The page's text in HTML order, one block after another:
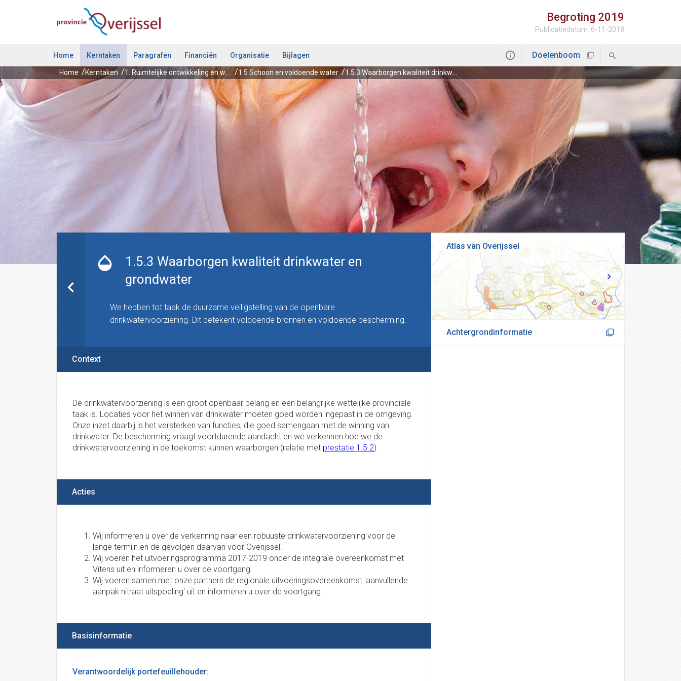
Ga naar de inhoud van deze pagina.
Begroting 2019
Publicatiedatum: 6-11-2018
Home Kerntaken Paragrafen Financiën Organisatie Bijlagen Doelenboom
Home Kerntaken 1. Ruimtelijke ontwikkeling en waterbeheer 1.5 Schoon en voldoende water
1.5.3 Waarborgen kwaliteit drinkwater en
grondwater
We hebben tot taak de duurzame veiligstelling van de openbare
drinkwatervoorziening. Dit betekent voldoende bronnen en voldoende bescherming.
Context
De drinkwatervoorziening is een groot openbaar belang en een belangrijke wettelijke provinciale
taak is. Locaties voor het winnen van drinkwater moeten goed worden ingepast in de omgeving.
Onze inzet daarbij is het versterken van functies, die goed samengaan met de winning van
drinkwater. De bescherming vraagt voortdurende aandacht en we verkennen hoe we de
drinkwatervoorziening in de toekomst kunnen waarborgen (relatie met prestatie 1.5.2).
Acties
Wij informeren u over de verkenning naar een robuuste drinkwatervoorziening voor de
lange termijn en de gevolgen daarvan voor Overijssel.
Wij voeren het uitvoeringsprogramma 2017-2019 onder de integrale overeenkomst met
Vitens uit en informeren u over de voortgang.
Wij voeren samen met onze partners de regionale uitvoeringsovereenkomst 'aanvullende
aanpak nitraat uitspoeling' uit en informeren u over de voortgang.
Basisinformatie
Verantwoordelijk portefeuillehouder:
Atlas van Overijssel
Achtergrondinformatie